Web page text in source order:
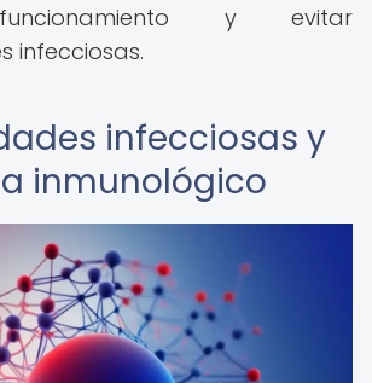
y evitar
infecciosas.
infecciosas y
inmunológico